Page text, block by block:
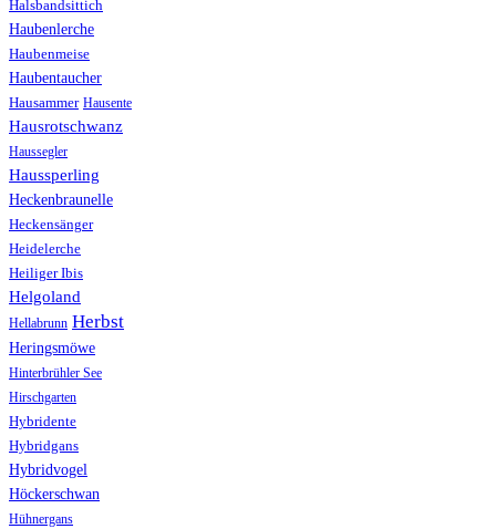
Halsbandsittich
Haubenlerche
Haubenmeise
Haubentaucher
Hausammer Hausente
Hausrotschwanz
Haussegler
Haussperling
Heckenbraunelle
Heckensänger
Heidelerche
Heiliger Ibis
Helgoland
Hellabrunn Herbst
Heringsmöwe
Hinterbrühler See
Hirschgarten
Hybridente
Hybridgans
Hybridvogel
Höckerschwan
Hühnergans